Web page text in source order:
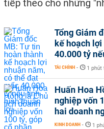
tiếp theo cho những
Tổng Giám
kế hoạch
40.000 tỷ
TÀI CHÍNH - 1 phút
Huấn Hoa
nghiệp vốn
hai doanh
KINH DOANH - 1